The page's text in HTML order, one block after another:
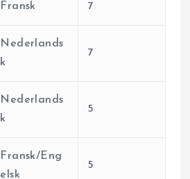
Fransk 7
Nederlands
k
7
Nederlands
k
5
Fransk/Eng
elsk
5